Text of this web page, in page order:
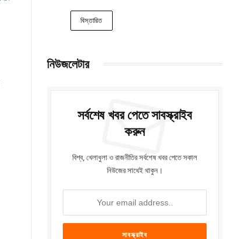
বিস্তারিত
নিউজলেটার
সর্বশেষ খবর পেতে সাবস্ক্রাইব
করুন
বিশ্ব, খেলাধুলা ও রাজনীতির সর্বশেষ খবর পেতে সকাল
নিউজের সাথেই থাকুন।